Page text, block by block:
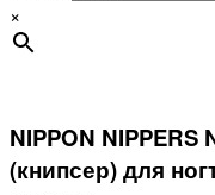
×
NIPPON NIPPERS
(книпсер) для